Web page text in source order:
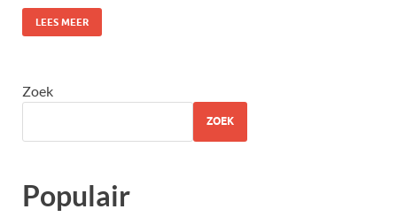
LEES MEER
Zoek
ZOEK
Populair